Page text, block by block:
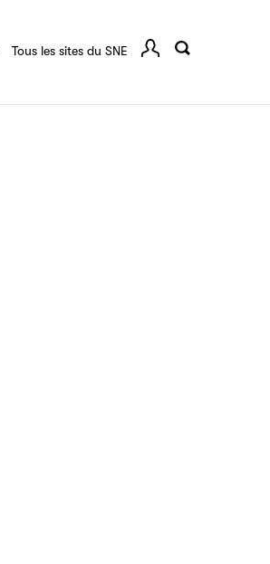
Tous les sites du SNE